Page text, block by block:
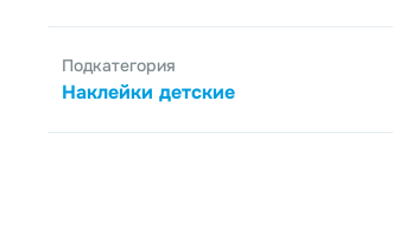
Подкатегория
Наклейки детские